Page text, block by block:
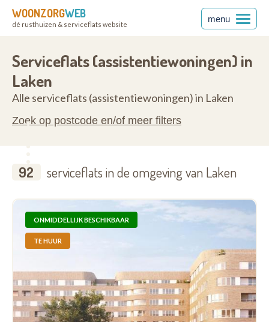
WOONZORGWEB
dé rusthuizen & serviceflats website
menu
Serviceflats (assistentiewoningen) in
Laken
Alle serviceflats (assistentiewoningen) in Laken
Zoek op postcode en/of meer filters
92 serviceflats in de omgeving van Laken
ONMIDDELLIJK BESCHIKBAAR
TE HUUR